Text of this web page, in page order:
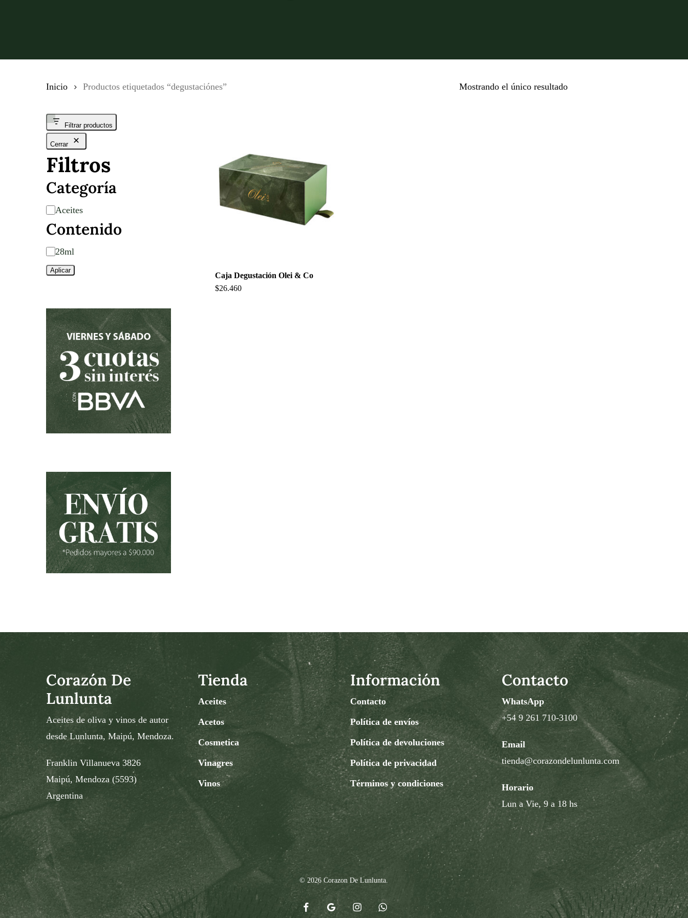
Mostrando el único resultado
Inicio Productos etiquetados “degustaciónes”
Filtrar productos
Cerrar
Filtros
Categoría
Categoría
Aceites
Contenido
Contenido
28ml
Aplicar
Caja Degustación Olei & Co
$26.460
Corazón De
Lunlunta
Aceites de oliva y vinos de autor
desde Lunlunta, Maipú, Mendoza.
Franklin Villanueva 3826
Maipú, Mendoza (5593)
Argentina
Tienda
Aceites
Acetos
Cosmetica
Vinagres
Vinos
Información
Contacto
Política de envíos
Política de devoluciones
Política de privacidad
Términos y condiciones
Contacto
WhatsApp
+54 9 261 710-3100
Email
tienda@corazondelunlunta.com
Horario
Lun a Vie, 9 a 18 hs
© 2026 Corazon De Lunlunta.
facebookgoogle- instagramwhatsapp